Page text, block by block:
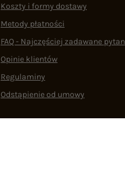
Koszty i formy dostawy
Metody płatności
FAQ - Najczęściej zadawane
Opinie klientów
Regulaminy
Odstąpienie od umowy